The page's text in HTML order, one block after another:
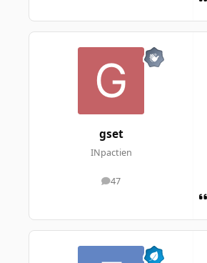
gset
INpactien
47
messages